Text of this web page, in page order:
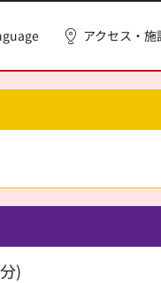
アクセス・施
)